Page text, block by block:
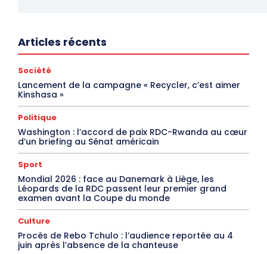
Articles récents
Société
Lancement de la campagne « Recycler, c’est aimer
Kinshasa »
Politique
Washington : l’accord de paix RDC-Rwanda au cœur
d’un briefing au Sénat américain
Sport
Mondial 2026 : face au Danemark à Liège, les
Léopards de la RDC passent leur premier grand
examen avant la Coupe du monde
Culture
Procès de Rebo Tchulo : l’audience reportée au 4
juin après l’absence de la chanteuse